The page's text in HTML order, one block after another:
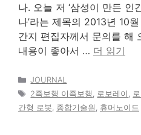
나. 오늘 저 ‘삼성이 만든 인
나’라는 제목의 2013년 10
간지 편집자께서 문의를 해
내용이 좋아서 … 더 읽기
카
테
리
JOURNAL
태
그
2족보행 이족보행 , 로보레이 ,
간형 로봇, 종합기술원 , 휴머노이드